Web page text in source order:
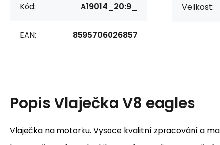
Kód: A19014_20:9_
EAN: 8595706026857
Velikost:
PopisVlaječka V8 eagles
Vlaječka na motorku. Vysoce kvalitní zpracování a